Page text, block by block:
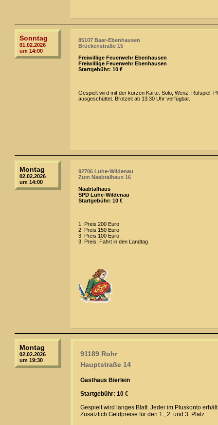
Sonntag
01.02.2026
um 14:00
85107 Baar-Ebenhausen
Brückenstraße 15
Freiwillige Feuerwehr Ebenhausen
Freiwillige Feuerwehr Ebenhausen
Startgebühr: 10 €
Gespielt wird mit der kurzen Karte. Solo, Wenz, Rufspiel.
ausgeschüttet. Brotzeit ab 13:30 Uhr verfügbar.
Montag
02.02.2026
um 14:00
92706 Luhe-Wildenau
Zum Naabtalhaus 16
Naabtalhaus
SPD Luhe-Wildenau
Startgebühr: 10 €
1. Preis 200 Euro
2. Preis 150 Euro
3. Preis 100 Euro
3. Preis: Fahrt in den Landtag
Montag
02.02.2026
um 19:30
91189 Rohr
Hauptstraße 14
Gasthaus Bierlein
Startgebühr: 10 €
Gespielt wird langes Blatt. Jeder im Pluskonto
Zusätzlich Geldpreise für den 1., 2. und 3. Platz.